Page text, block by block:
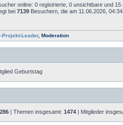
online: 0 registrierte, 0 unsichtbare und
bei 7139Besuchern, die am 11.06.2026,
Projekt-Leader, Moderation
Geburtstag
| Themen insgesamt: 1474| Mitglieder